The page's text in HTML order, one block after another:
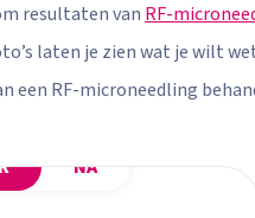
resultaten van RF-
laten je zien wat je wilt
een RF-microneedling
NA